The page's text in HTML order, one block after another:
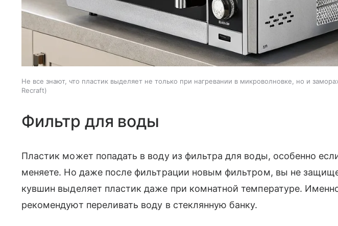
Не все знают, что пластик выделяет не только при нагревании в микроволновке, но и
Recraft
Фильтр для воды
Пластик может попадать в воду из фильтра для воды, особенно
меняете. Но даже после фильтрации новым фильтром, вы не
кувшин выделяет пластик даже при комнатной температуре.
рекомендуют переливать воду в стеклянную банку.